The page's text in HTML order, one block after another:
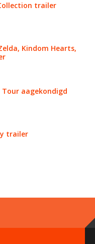
trailer
Kindom Hearts,
Tour aagekondigd
trailer